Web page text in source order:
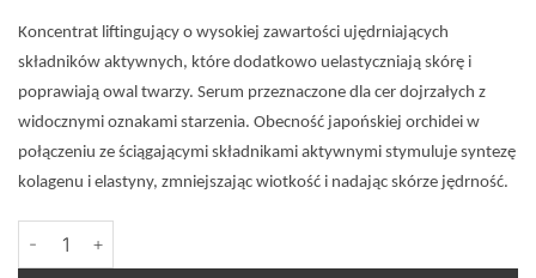
Koncentrat liftingujący o wysokiej zawartości ujędrniających
składników aktywnych, które dodatkowo uelastyczniają skórę i
poprawiają owal twarzy. Serum przeznaczone dla cer dojrzałych z
widocznymi oznakami starzenia. Obecność japońskiej orchidei w
połączeniu ze ściągającymi składnikami aktywnymi stymuluje syntezę
kolagenu i elastyny, zmniejszając wiotkość i nadając skórze jędrność.
ilość MESOESTETIC Age Element Firming Concentrate -